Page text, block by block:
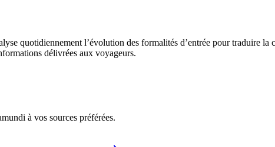
quotidiennement l’évolution des formalités d’entrée pour traduire
délivrées aux voyageurs.
à vos sources préférées.